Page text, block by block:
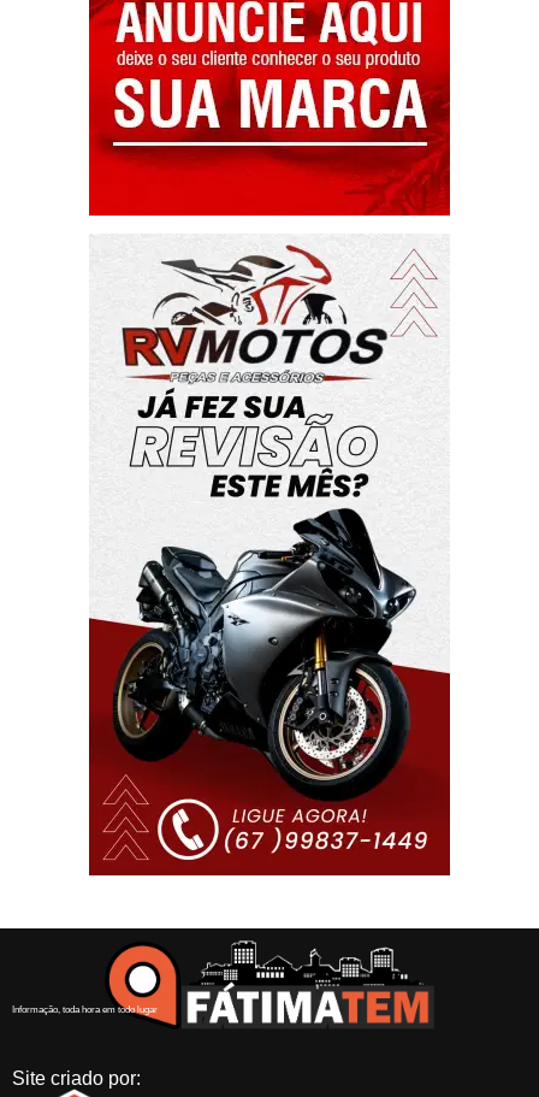
Informação, toda hora em todo lugar
Site criado por: